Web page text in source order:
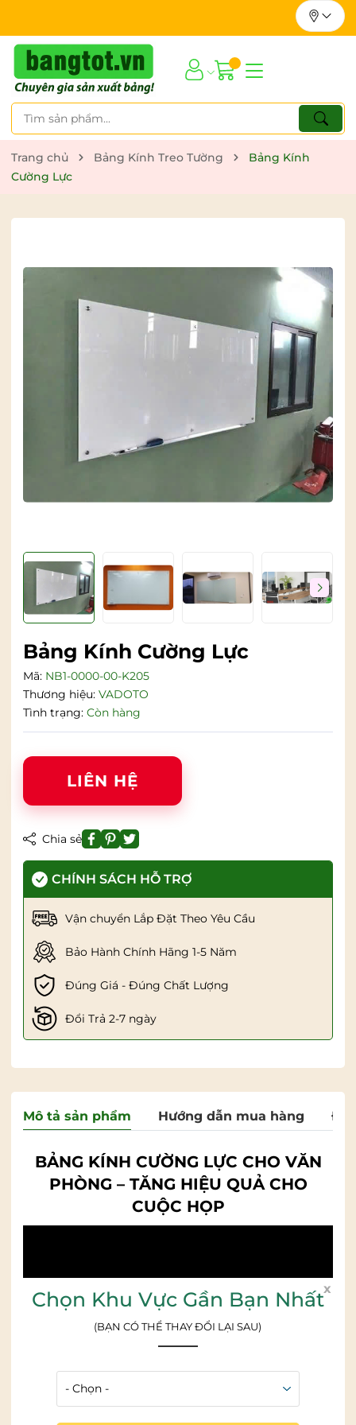
Trang chủ Bảng Kính Treo Tường
Bảng Kính
Cường Lực
Bảng Kính Cường Lực
Mã: NB1-0000-00-K205
Thương hiệu: VADOTO
Tình trạng: Còn hàng
LIÊN HỆ
Chia sẻ
CHÍNH SÁCH HỖ TRỢ
Vận chuyển Lắp Đặt Theo Yêu Cầu
Bảo Hành Chính Hãng 1-5 Năm
Đúng Giá - Đúng Chất Lượng
Đổi Trả 2-7 ngày
Mô tả sản phẩm Hướng dẫn mua hàng
BẢNG KÍNH CƯỜNG LỰC CHO VĂN
PHÒNG – TĂNG HIỆU QUẢ CHO
CUỘC HỌP
x
Chọn Khu Vực Gần Bạn Nhất
(BẠN CÓ THỂ THAY ĐỔI LẠI SAU)